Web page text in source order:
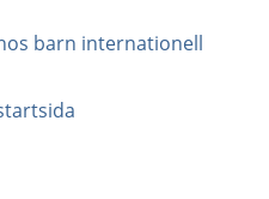
barn internationell